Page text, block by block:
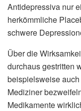
Antidepressiva nur
herkömmliche
schwere
Über die
durchaus gestritten
beispielsweise
Mediziner
Medikamente